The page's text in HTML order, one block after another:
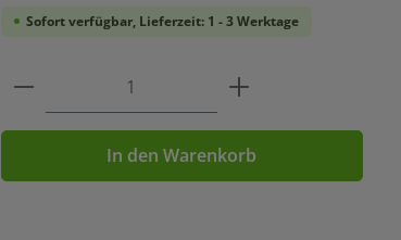
Sofort verfügbar, Lieferzeit: 1 - 3 Werktage
Produkt Anzahl: Gib den
In den Warenkorb